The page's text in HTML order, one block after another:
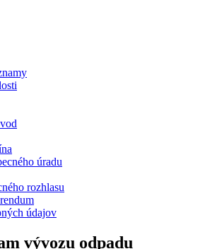
úradu
rozhlasu
údajov
vývozu odpadu